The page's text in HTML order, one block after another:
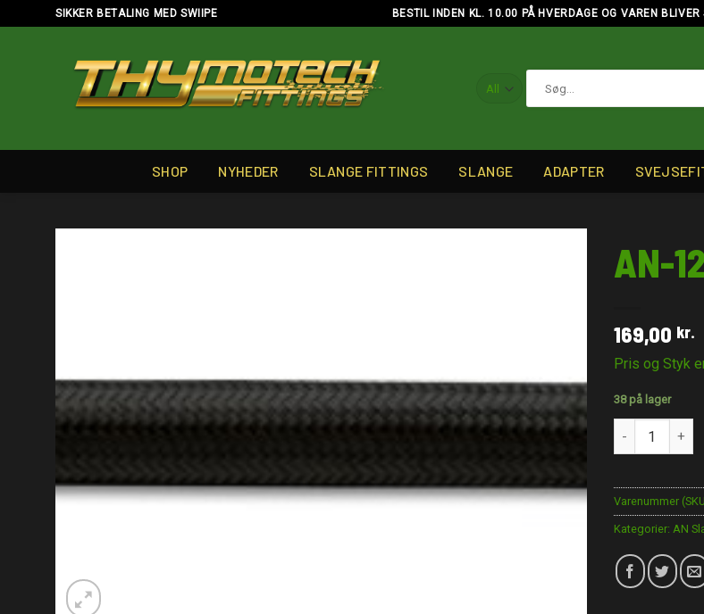
to
SIKKER BETALING MED SWIIPE BESTIL INDEN KL. 10.00 PÅ HVERDAGE OG VAREN BLIVER
efter:
SHOP NYHEDER SLANGE FITTINGS SLANGE ADAPTER
AN-
169,00 kr.
Pris og Styk
38 på lager
AN-12 slange
Varenummer
Kategorier: AN